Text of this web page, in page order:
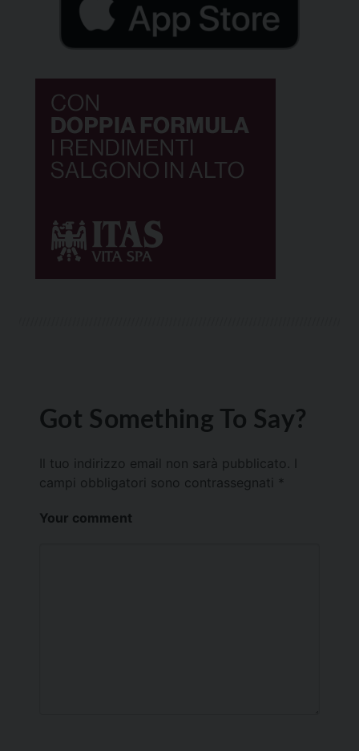
Got Something To Say?
Il tuo indirizzo email non sarà pubblicato.
campi obbligatori sono contrassegnati *
Your comment